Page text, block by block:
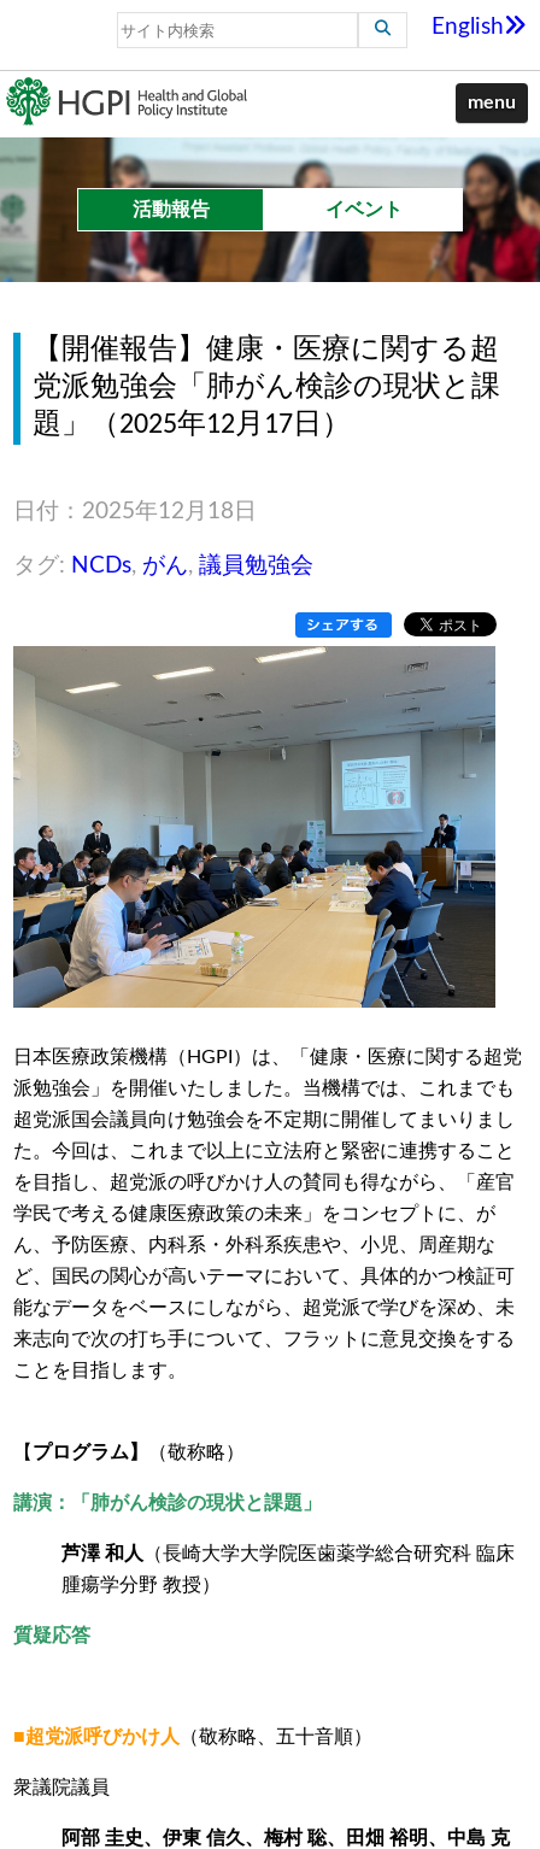
English
menu
活動報告 イベント
【開催報告】健康・医療に関する超
党派勉強会「肺がん検診の現状と課
題」（2025年12月17日）
日付：2025年12月18日
タグ: NCDs, がん,議員勉強会
日本医療政策機構（HGPI）は、「健康・医療に関する超党
派勉強会」を開催いたしました。当機構では、これまでも
超党派国会議員向け勉強会を不定期に開催してまいりまし
た。今回は、これまで以上に立法府と緊密に連携すること
を目指し、超党派の呼びかけ人の賛同も得ながら、「産官
学民で考える健康医療政策の未来」をコンセプトに、が
ん、予防医療、内科系・外科系疾患や、小児、周産期な
ど、国民の関心が高いテーマにおいて、具体的かつ検証可
能なデータをベースにしながら、超党派で学びを深め、未
来志向で次の打ち手について、フラットに意見交換をする
ことを目指します。
【 プログラム】 （敬称略）
講演：「肺がん検診の現状と課題」
芦澤 和人
（長崎大学大学院医歯薬学総合研究科 臨床
腫瘍学分野 教授）
質疑応答
■超党派呼びかけ人 （敬称略、五十音順）
衆議院議員
阿部 圭史、伊東 信久、梅村 聡、田畑 裕明、中島 克